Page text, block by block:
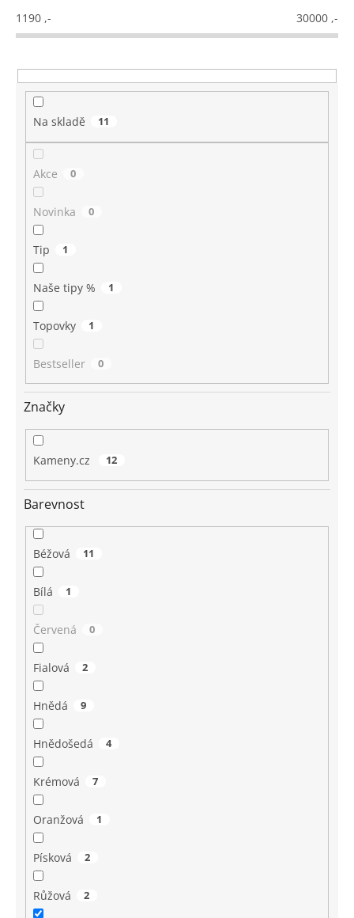
k
t
1190 ,- 30000 ,-
Na skladě 11
Akce 0
Novinka 0
Tip 1
Naše tipy % 1
Topovky 1
Bestseller 0
Značky
Kameny.cz 12
Barevnost
Béžová 11
Bílá 1
Červená 0
Fialová 2
Hnědá 9
Hnědošedá 4
Krémová 7
Oranžová 1
Písková 2
Růžová 2